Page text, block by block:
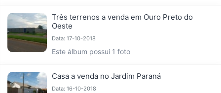
Três terrenos a venda em Ouro Preto do
Oeste
Data: 17-10-2018
Este álbum possui 1 foto
Casa a venda no Jardim Paraná
Data: 16-10-2018